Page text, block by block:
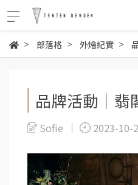
部落格 外燴紀實
品牌活動｜翡
Sofie 2023-10-